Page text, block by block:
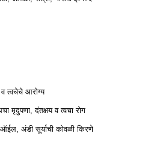
व त्वचेचे आरोग्य
मृदुपणा, दंतक्षय व त्वचा रोग
ऑईल, अंडी सूर्याची कोवळी किरणे